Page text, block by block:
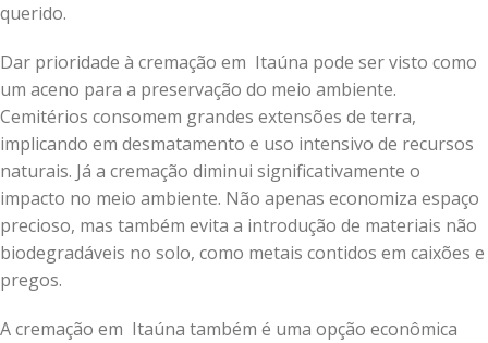
querido.
Dar prioridade à cremação em Itaúna pode ser visto como
um aceno para a preservação do meio ambiente.
Cemitérios consomem grandes extensões de terra,
implicando em desmatamento e uso intensivo de recursos
naturais. Já a cremação diminui significativamente o
impacto no meio ambiente. Não apenas economiza espaço
precioso, mas também evita a introdução de materiais não
biodegradáveis no solo, como metais contidos em caixões e
pregos.
A cremação em Itaúna também é uma opção econômica